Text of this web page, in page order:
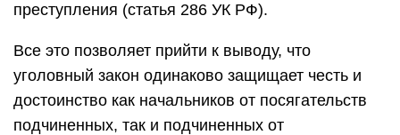
преступления (статья 286 УК РФ).
Все это позволяет прийти к выводу, что
уголовный закон одинаково защищает честь и
достоинство как начальников от посягательств
подчиненных, так и подчиненных от